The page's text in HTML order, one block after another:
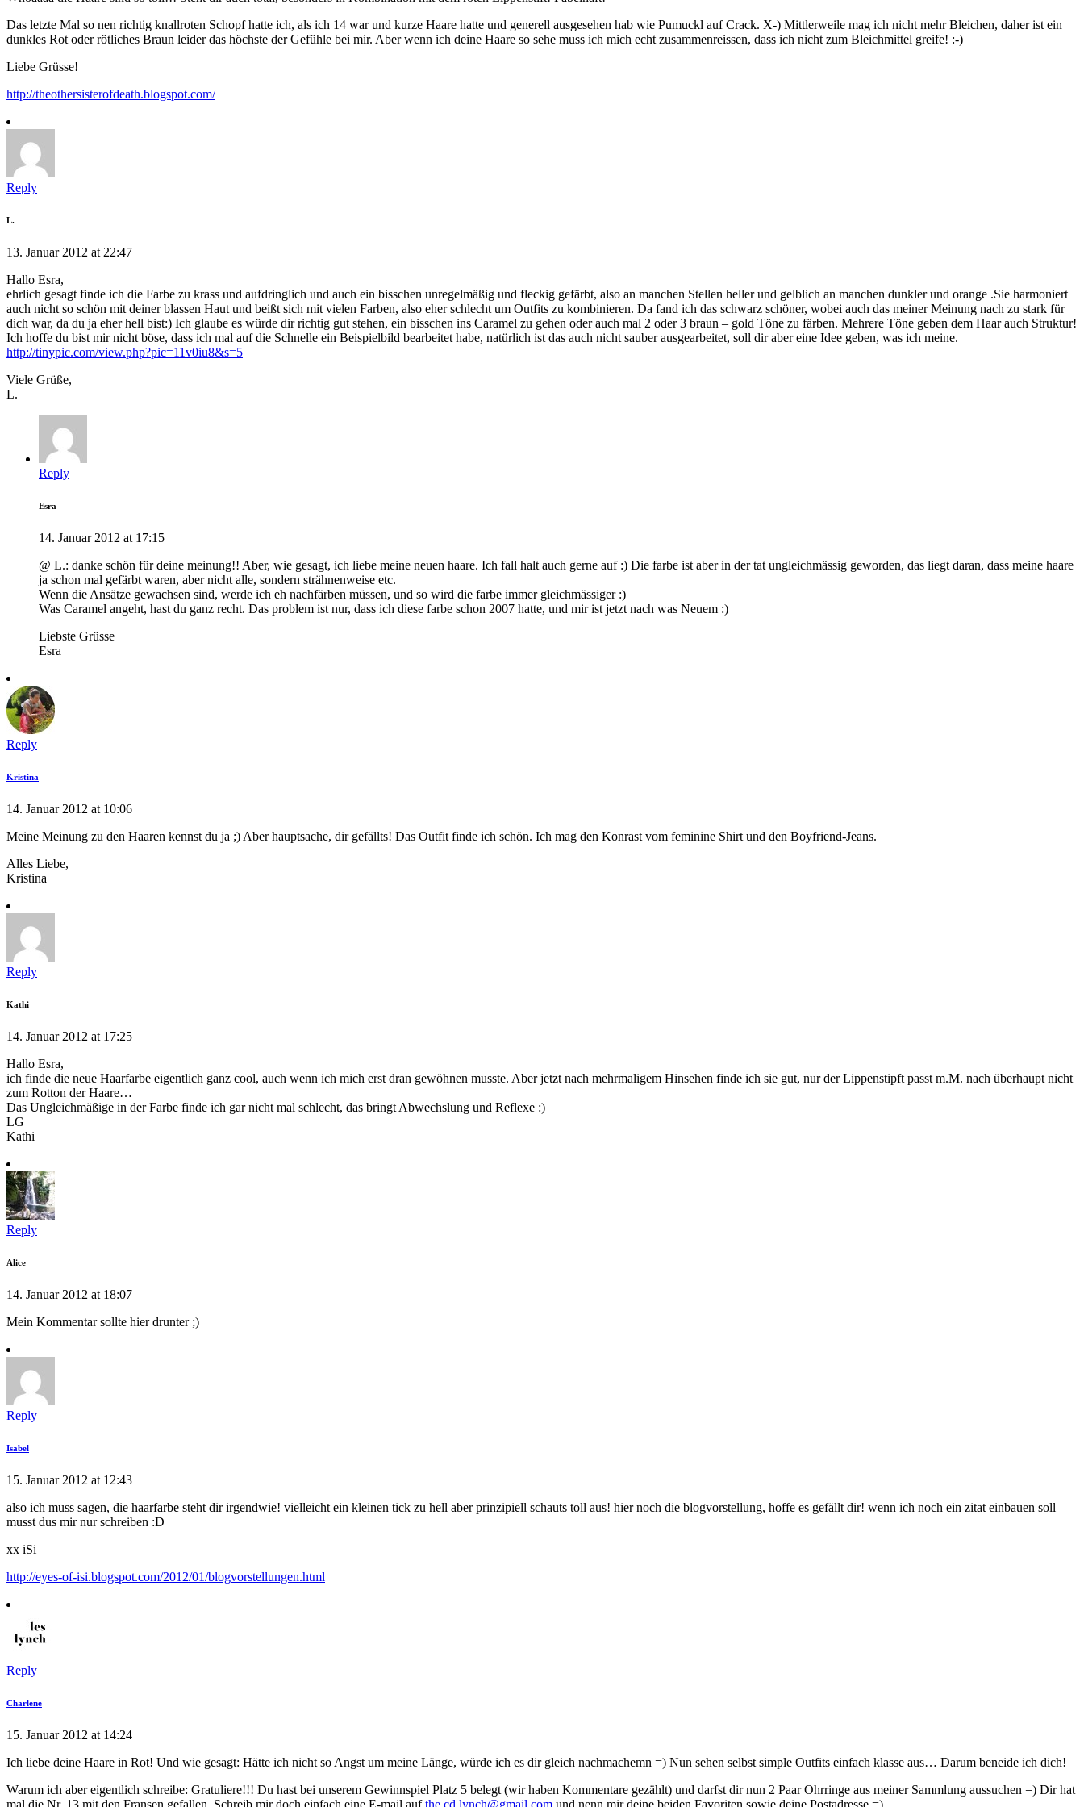
Das letzte Mal so nen richtig knallroten Schopf hatte ich, als ich 14 war und kurze Haare hatte und generell ausgesehen hab wie Pumuckl auf Crack. X-) Mittlerweile mag ich nicht mehr Bleichen, daher ist ein
dunkles Rot oder rötliches Braun leider das höchste der Gefühle bei mir. Aber wenn ich deine Haare so sehe muss ich mich echt zusammenreissen, dass ich nicht zum Bleichmittel greife! :-)
Liebe Grüsse!
http://theothersisterofdeath.blogspot.com/
Reply
L.
13. Januar 2012 at 22:47
Hallo Esra,
ehrlich gesagt finde ich die Farbe zu krass und aufdringlich und auch ein bisschen unregelmäßig und fleckig gefärbt, also an manchen Stellen heller und gelblich an manchen dunkler und orange .Sie harmoniert
auch nicht so schön mit deiner blassen Haut und beißt sich mit vielen Farben, also eher schlecht um Outfits zu kombinieren. Da fand ich das schwarz schöner, wobei auch das meiner Meinung nach zu stark für
dich war, da du ja eher hell bist:) Ich glaube es würde dir richtig gut stehen, ein bisschen ins Caramel zu gehen oder auch mal 2 oder 3 braun – gold Töne zu färben. Mehrere Töne geben dem Haar auch Struktur!
Ich hoffe du bist mir nicht böse, dass ich mal auf die Schnelle ein Beispielbild bearbeitet habe, natürlich ist das auch nicht sauber ausgearbeitet, soll dir aber eine Idee geben, was ich meine.
http://tinypic.com/view.php?pic=11v0iu8&s=5
Viele Grüße,
L.
Reply
Esra
14. Januar 2012 at 17:15
@ L.: danke schön für deine meinung!! Aber, wie gesagt, ich liebe meine neuen haare. Ich fall halt auch gerne auf :) Die farbe ist aber in der tat ungleichmässig geworden, das liegt daran, dass meine haare
ja schon mal gefärbt waren, aber nicht alle, sondern strähnenweise etc.
Wenn die Ansätze gewachsen sind, werde ich eh nachfärben müssen, und so wird die farbe immer gleichmässiger :)
Was Caramel angeht, hast du ganz recht. Das problem ist nur, dass ich diese farbe schon 2007 hatte, und mir ist jetzt nach was Neuem :)
Liebste Grüsse
Esra
Reply
Kristina
14. Januar 2012 at 10:06
Meine Meinung zu den Haaren kennst du ja ;) Aber hauptsache, dir gefällts! Das Outfit finde ich schön. Ich mag den Konrast vom feminine Shirt und den Boyfriend-Jeans.
Alles Liebe,
Kristina
Reply
Kathi
14. Januar 2012 at 17:25
Hallo Esra,
ich finde die neue Haarfarbe eigentlich ganz cool, auch wenn ich mich erst dran gewöhnen musste. Aber jetzt nach mehrmaligem Hinsehen finde ich sie gut, nur der Lippenstipft passt m.M. nach überhaupt nicht
zum Rotton der Haare…
Das Ungleichmäßige in der Farbe finde ich gar nicht mal schlecht, das bringt Abwechslung und Reflexe :)
LG
Kathi
Reply
Alice
14. Januar 2012 at 18:07
Mein Kommentar sollte hier drunter ;)
Reply
Isabel
15. Januar 2012 at 12:43
also ich muss sagen, die haarfarbe steht dir irgendwie! vielleicht ein kleinen tick zu hell aber prinzipiell schauts toll aus! hier noch die blogvorstellung, hoffe es gefällt dir! wenn ich noch ein zitat einbauen soll
musst dus mir nur schreiben :D
xx iSi
http://eyes-of-isi.blogspot.com/2012/01/blogvorstellungen.html
Reply
Charlene
15. Januar 2012 at 14:24
Ich liebe deine Haare in Rot! Und wie gesagt: Hätte ich nicht so Angst um meine Länge, würde ich es dir gleich nachmachemn =) Nun sehen selbst simple Outfits einfach klasse aus… Darum beneide ich dich!
Warum ich aber eigentlich schreibe: Gratuliere!!! Du hast bei unserem Gewinnspiel Platz 5 belegt (wir haben Kommentare gezählt) und darfst dir nun 2 Paar Ohrringe aus meiner Sammlung aussuchen =) Dir hat
mal die Nr. 13 mit den Fransen gefallen. Schreib mir doch einfach eine E-mail aufthe.cd.lynch@gmail.com und nenn mir deine beiden Favoriten sowie deine Postadresse =)